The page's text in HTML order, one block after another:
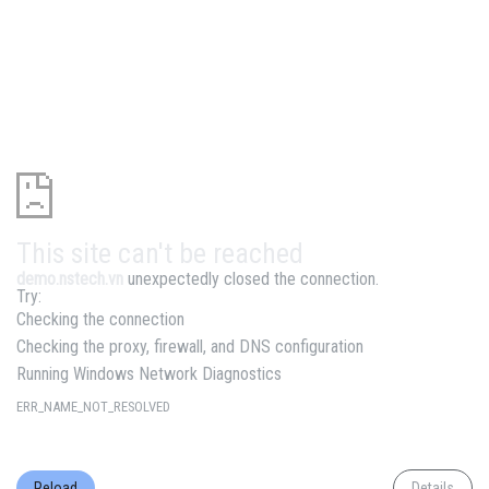
unexpectedly closed the connection.
Try:
Checking the connection
Checking the proxy, firewall, and DNS configuration
Running Windows Network Diagnostics
ERR_NAME_NOT_RESOLVED